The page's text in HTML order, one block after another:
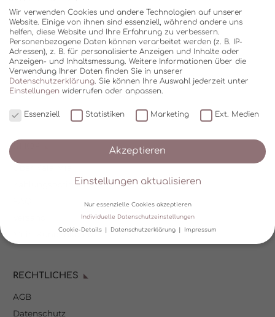
Zahlungsoptionen
Mein Kundenkonto
RECHTLICHES
AGB
Datenschutz
Wir verwenden Cookies und andere Technologien auf unserer
Website. Einige von ihnen sind essenziell, während andere uns
helfen, diese Website und Ihre Erfahrung zu verbessern.
Personenbezogene Daten können verarbeitet werden (z. B. IP-
Adressen), z. B. für personalisierte Anzeigen und Inhalte oder
Anzeigen- und Inhaltsmessung. Weitere Informationen über die
Verwendung Ihrer Daten finden Sie in unserer
Datenschutzerklärung Sie können Ihre Auswahl jederzeit unter
Einstellungen widerrufen oder anpassen.
Essenziell Statistiken Marketing Ext. Medien
Akzeptieren
Einstellungen aktualisieren
Nur essenzielle Cookies akzeptieren
Individuelle Datenschutzeinstellungen
Cookie-Details Datenschutzerklärung Impressum
Wir verwenden Cookies und andere Technologien auf unserer
helfen, diese Website und Ihre Erfahrung zu verbessern.